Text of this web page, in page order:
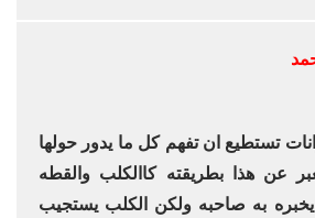
تستطيع ان تفهم كل ما يدور حولها
عن هذا بطريقته كاالكلب والقطه
به صاحبه ولكن الكلب يستجيب